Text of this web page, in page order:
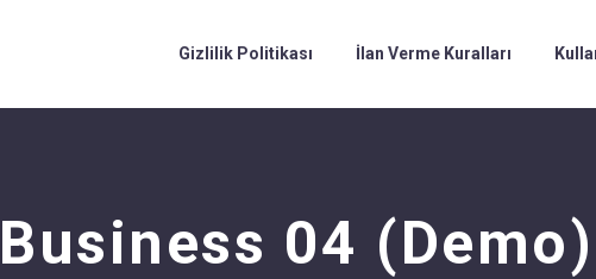
Gizlilik Politikası İlan Verme Kuralları
Business 04 (Demo)